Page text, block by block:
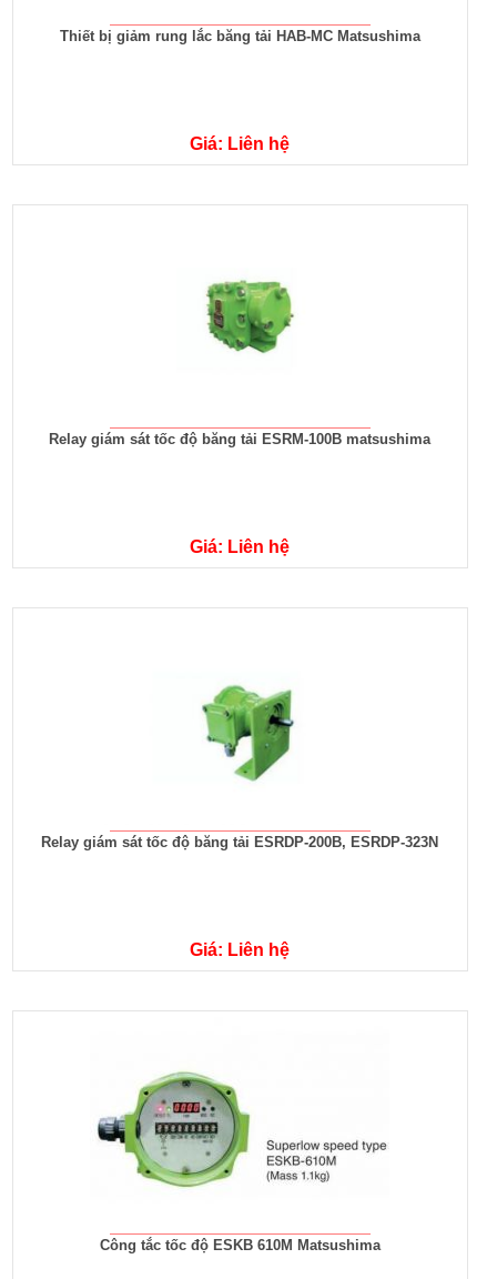
Thiết bị giảm rung lắc băng tải HAB-MC Matsushima
Giá: Liên hệ
Relay giám sát tốc độ băng tải ESRM-100B matsushima
Giá: Liên hệ
Relay giám sát tốc độ băng tải ESRDP-200B, ESRDP-323N
Giá: Liên hệ
Công tắc tốc độ ESKB 610M Matsushima